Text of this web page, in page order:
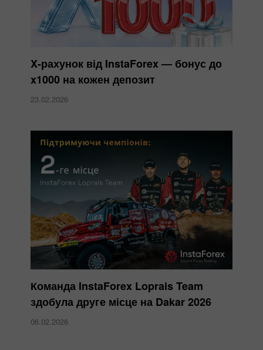
X-рахунок від InstaForex — бонус до
x1000 на кожен депозит
23.02.2026
Команда InstaForex Loprais Team
здобула друге місце на Dakar 2026
06.02.2026